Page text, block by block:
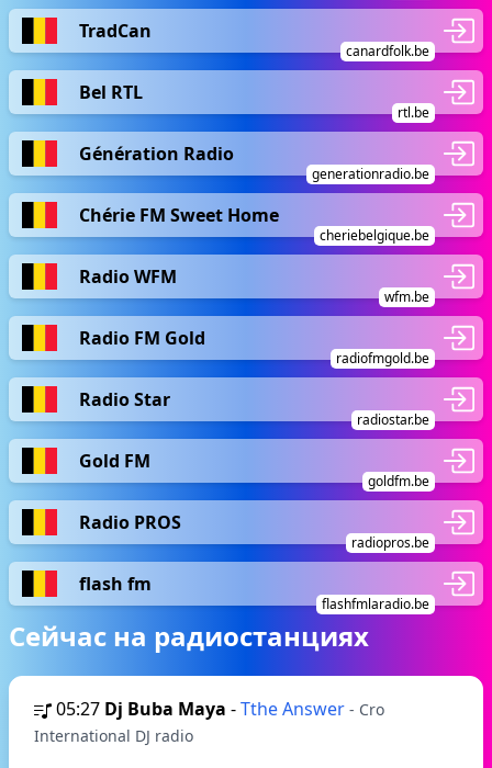
TradCan
canardfolk.be
Bel RTL
rtl.be
Génération Radio
generationradio.be
Chérie FM Sweet Home
cheriebelgique.be
Radio WFM
wfm.be
Radio FM Gold
radiofmgold.be
Radio Star
radiostar.be
Gold FM
goldfm.be
Radio PROS
radiopros.be
flash fm
flashfmlaradio.be
Сейчас на радиостанциях
05:27 Dj Buba Maya -Tthe Answer - Cro
International DJ radio